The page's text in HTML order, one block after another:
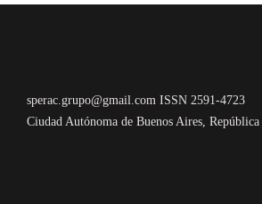
sperac.grupo@gmail.com ISSN 2591-4723
Ciudad Autónoma de Buenos Aires,